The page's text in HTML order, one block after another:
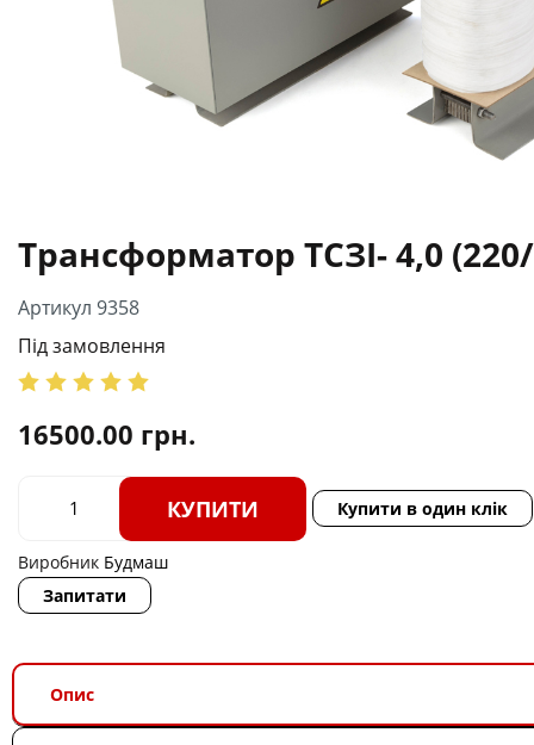
Трансформатор ТСЗІ- 4,0
Артикул 9358
Під замовлення
16500.00 грн.
КУПИТИ Купити в один клік
Виробник Будмаш
Запитати
Опис